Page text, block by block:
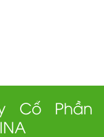
Cổ Phần